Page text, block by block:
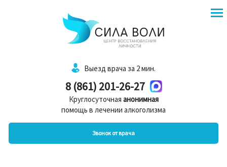
Выезд врача за 2 мин.
8 (861) 201-26-27
Круглосуточная анонимная
помощь в лечении алкоголизма
Звонок от врача